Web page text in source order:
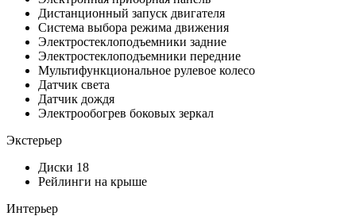
Дистанционный запуск двигателя
Система выбора режима движения
Электростеклоподъемники задние
Электростеклоподъемники передние
Мультифункциональное рулевое колесо
Датчик света
Датчик дождя
Электрообогрев боковых зеркал
Экстерьер
Диски 18
Рейлинги на крыше
Интерьер